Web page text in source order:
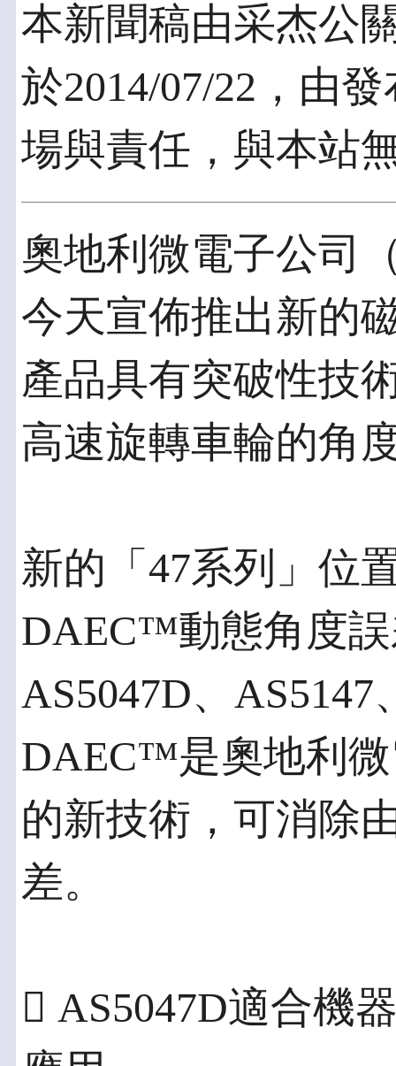
本新聞稿由采杰公
於2014/07/22，由
場與責任，與本站
奧地利微電子公司
今天宣佈推出新的
產品具有突破性技
高速旋轉車輪的角
新的「47系列」位
DAEC™動態角度
AS5047D、
DAEC™是奧地利
的新技術，可消除
差。
 AS5047D適合機